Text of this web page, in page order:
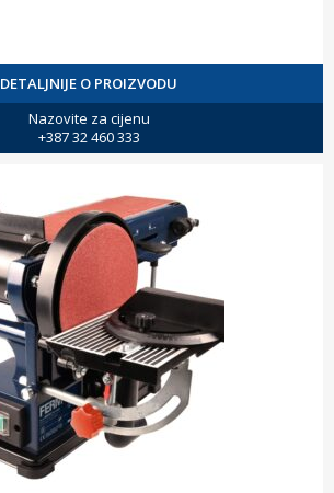
DETALJNIJE O PROIZVODU
Nazovite za cijenu
+387 32 460 333